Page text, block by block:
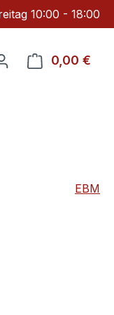
10:00 - 18:00
0 Produkte auf
0,00 €
EBM